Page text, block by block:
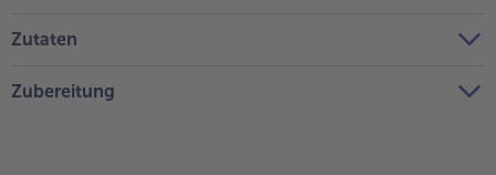
Zutaten
Zubereitung